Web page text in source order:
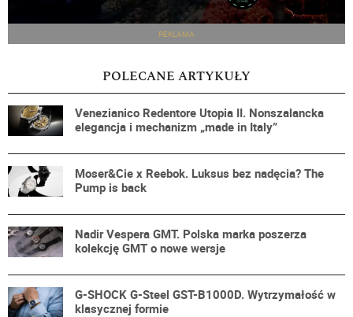
REKLAMA
POLECANE ARTYKUŁY
Venezianico Redentore Utopia II. Nonszalancka
elegancja i mechanizm „made in Italy”
Moser&Cie x Reebok. Luksus bez nadęcia? The
Pump is back
Nadir Vespera GMT. Polska marka poszerza
kolekcję GMT o nowe wersje
G-SHOCK G-Steel GST-B1000D. Wytrzymałość w
klasycznej formie